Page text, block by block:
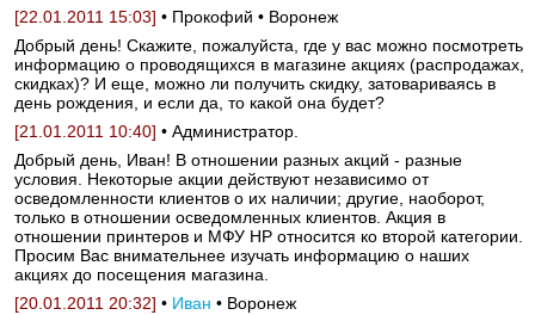
[22.01.2011 15:03] • Прокофий • Воронеж
Добрый день! Скажите, пожалуйста, где у вас можно посмотреть
информацию о проводящихся в магазине акциях (распродажах,
скидках)? И еще, можно ли получить скидку, затовариваясь в
день рождения, и если да, то какой она будет?
[21.01.2011 10:40] • Администратор.
Добрый день, Иван! В отношении разных акций - разные
условия. Некоторые акции действуют независимо от
осведомленности клиентов о их наличии; другие, наоборот,
только в отношении осведомленных клиентов. Акция в
отношении принтеров и МФУ HP относится ко второй категории.
Просим Вас внимательнее изучать информацию о наших
акциях до посещения магазина.
[20.01.2011 20:32] • Иван • Воронеж